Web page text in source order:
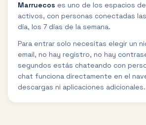
Marruecos es uno de los espacios
activos, con personas conectadas
día, los 7 días de la semana.
Para entrar solo necesitas elegir un
email, no hay registro, no hay
segundos estás chateando con
chat funciona directamente en el
descargas ni aplicaciones adicionales.